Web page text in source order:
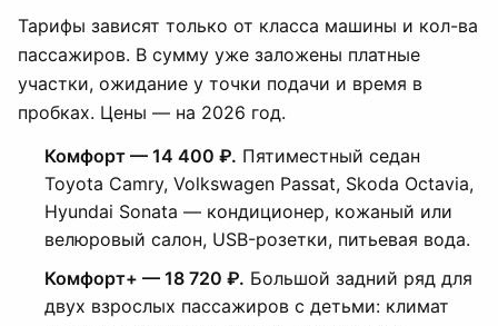
Тарифы зависят только от класса машины и кол-ва
пассажиров. В сумму уже заложены платные
участки, ожидание у точки подачи и время в
пробках. Цены — на 2026 год.
Комфорт — 14 400 ₽. Пятиместный седан
Toyota Camry, Volkswagen Passat, Skoda Octavia,
Hyundai Sonata — кондиционер, кожаный или
велюровый салон, USB-розетки, питьевая вода.
Комфорт+ — 18 720 ₽. Большой задний ряд для
двух взрослых пассажиров с детьми: климат